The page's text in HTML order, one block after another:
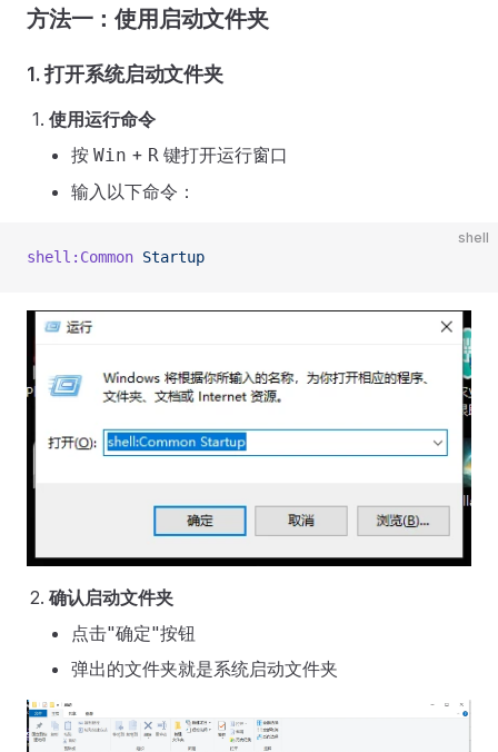
方法一：使用启动文件夹
1. 打开系统启动文件夹
使用运行命令
按 Win + R 键打开运行窗口
输入以下命令：
shell
shell:Common Startup
确认启动文件夹
点击"确定"按钮
弹出的文件夹就是系统启动文件夹